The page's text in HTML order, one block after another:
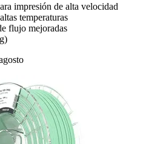
impresión de alta velocidad
temperaturas
flujo mejoradas